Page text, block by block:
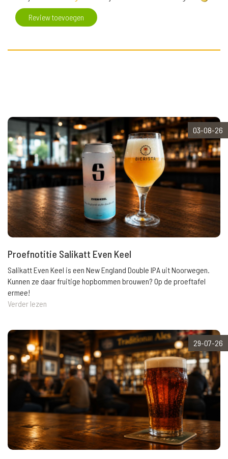
Review toevoegen
03-08-26
Proefnotitie Salikatt Even Keel
Salikatt Even Keel is een New England Double IPA uit Noorwegen.
Kunnen ze daar fruitige hopbommen brouwen? Op de proeftafel
ermee!
Verder lezen
29-07-26